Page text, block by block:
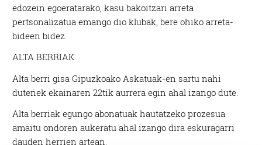
edozein egoeratarako, kasu bakoitzari arreta
pertsonalizatua emango dio klubak, bere ohiko arreta-
bideen bidez.
ALTA BERRIAK
Alta berri gisa Gipuzkoako Askatuak-en sartu nahi
dutenek ekainaren 22tik aurrera egin ahal izango dute.
Alta berriak egungo abonatuak hautatzeko prozesua
amaitu ondoren aukeratu ahal izango dira eskuragarri
dauden herrien artean.